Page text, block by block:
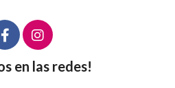
en las redes!